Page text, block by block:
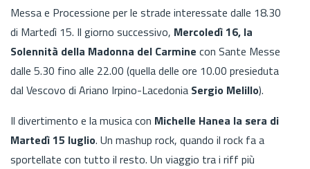
Messa e Processione per le strade interessate dalle 18.30
di Martedì 15. Il giorno successivo, Mercoledì 16, la
Solennità della Madonna del Carmine con Sante Messe
dalle 5.30 fino alle 22.00 (quella delle ore 10.00 presieduta
dal Vescovo di Ariano Irpino-Lacedonia Sergio Melillo).
Il divertimento e la musica con Michelle Hanea la sera di
Martedì 15 luglio. Un mashup rock, quando il rock fa a
sportellate con tutto il resto. Un viaggio tra i riff più